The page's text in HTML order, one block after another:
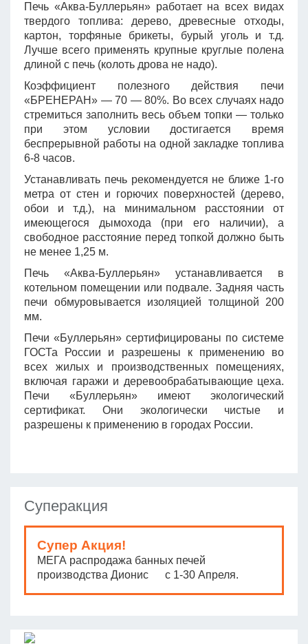
Печь «Аква-Буллерьян» работает на всех видах
твердого топлива: дерево, древесные отходы,
картон, торфяные брикеты, бурый уголь и т.д.
Лучше всего применять крупные круглые полена
длиной с печь (колоть дрова не надо).
Коэффициент полезного действия печи
«БРЕНЕРАН» — 70 — 80%. Во всех случаях надо
стремиться заполнить весь объем топки — только
при этом условии достигается время
беспрерывной работы на одной закладке топлива
6-8 часов.
Устанавливать печь рекомендуется не ближе 1-го
метра от стен и горючих поверхностей (дерево,
обои и т.д.), на минимальном расстоянии от
имеющегося дымохода (при его наличии), а
свободное расстояние перед топкой должно быть
не менее 1,25 м.
Печь «Аква-Буллерьян» устанавливается в
котельном помещении или подвале. Задняя часть
печи обмуровывается изоляцией толщиной 200
мм.
Печи «Буллерьян» сертифицированы по системе
ГОСТа России и разрешены к применению во
всех жилых и производственных помещениях,
включая гаражи и деревообрабатывающие цеха.
Печи «Буллерьян» имеют экологический
сертификат. Они экологически чистые и
разрешены к применению в городах России.
Суперакция
Супер Акция!
МЕГА распродажа банных печей
производства Дионис с 1-30 Апреля.